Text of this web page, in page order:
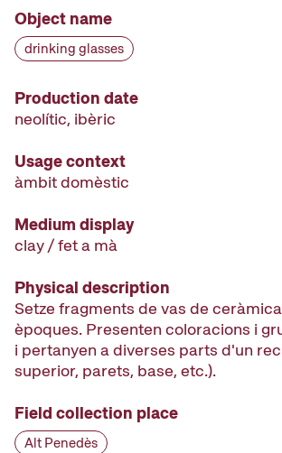
Object name
drinking glasses
Production date
neolític, ibèric
Usage context
àmbit domèstic
Medium display
clay / fet a mà
Physical description
Setze fragments de vas de
èpoques. Presenten coloracions i
i pertanyen a diverses parts d'un
superior, parets, base, etc.).
Field collection place
Alt Penedès